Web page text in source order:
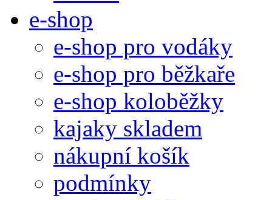
e-shop
e-shop pro vodáky
e-shop pro běžkaře
e-shop koloběžky
kajaky skladem
nákupní košík
podmínky